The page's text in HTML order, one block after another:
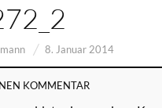
8. Januar 2014
KOMMENTAR